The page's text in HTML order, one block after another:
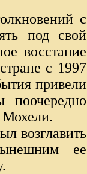
с
под свой
восстание
с 1997
привели
поочередно
Мохели.
возглавить
ее